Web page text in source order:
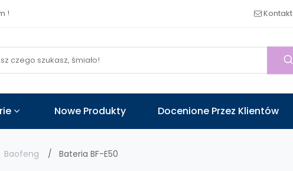
! Kontakt
Nowe Produkty Docenione Przez Klientów
Baofeng Bateria BF-E50